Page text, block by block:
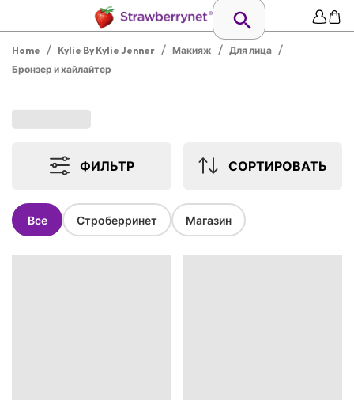
Home / Kylie By Kylie Jenner / Макияж / Для лица /
Бронзер и хайлайтер
ФИЛЬТР СОРТИРОВАТЬ
Все Строберринет Магазин